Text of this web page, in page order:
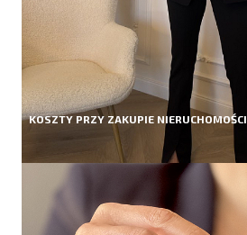
KOSZTY PRZY ZAKUPIE NIERUCHOMOŚCI